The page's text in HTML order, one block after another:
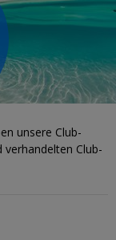
unsere Club-
Club-